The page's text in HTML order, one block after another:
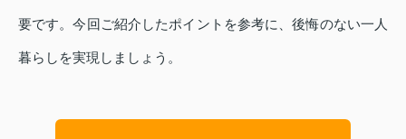
要です。今回ご紹介したポイントを参考に、後悔のない一人
暮らしを実現しましょう。